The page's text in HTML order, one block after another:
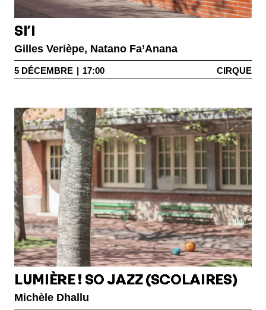
SI’I
Gilles Verièpe, Natano Fa’Anana
5 DÉCEMBRE | 17:00 CIRQUE
LUMIÈRE ! SO JAZZ (SCOLAIRES)
Michèle Dhallu